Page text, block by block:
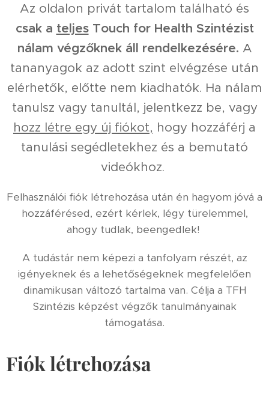
Az oldalon privát tartalom található és
csak a teljesTouch for Health Szintézist
nálam végzőknek áll rendelkezésére. A
tananyagok az adott szint elvégzése után
elérhetők, előtte nem kiadhatók. Ha nálam
tanulsz vagy tanultál, jelentkezz be, vagy
hozz létre egy új fiókot, hogy hozzáférj a
tanulási segédletekhez és a bemutató
videókhoz.
Felhasználói fiók létrehozása után én hagyom jóvá a
hozzáférésed, ezért kérlek, légy türelemmel,
ahogy tudlak, beengedlek!
A tudástár nem képezi a tanfolyam részét, az
igényeknek és a lehetőségeknek megfelelően
dinamikusan változó tartalma van. Célja a TFH
Szintézis képzést végzők tanulmányainak
támogatása.
Fiók létrehozása